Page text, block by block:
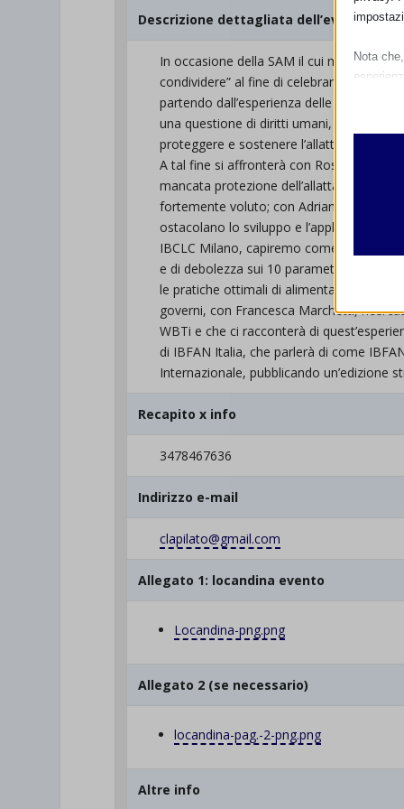
Descrizione dettagliata dell’evento
In occasione della SAM il cui motto
condividere” al fine di celebrare i 40 anni
partendo dall’esperienza delle madri,
una questione di diritti umani, di salute
proteggere e sostenere l’allattamento e
A tal fine si affronterà con Rosanna
mancata protezione dell’allattamento
fortemente voluto; con Adriano
ostacolano lo sviluppo e l’applicazione di
IBCLC Milano, capiremo come
e di debolezza sui 10 parametri delle
le pratiche ottimali di alimentazione dei
governi, con Francesca Marchetti,
WBTi e che ci racconterà di
di IBFAN Italia, che parlerà di come
Internazionale, pubblicando un’edizione
Recapito x info
3478467636
Indirizzo e-mail
clapilato@gmail.com
Allegato 1: locandina evento
Locandina-png.png
Allegato 2 (se necessario)
locandina-pag.-2-png.png
Altre info
Nota
wp-
I
_ga
_ga_*
Altri